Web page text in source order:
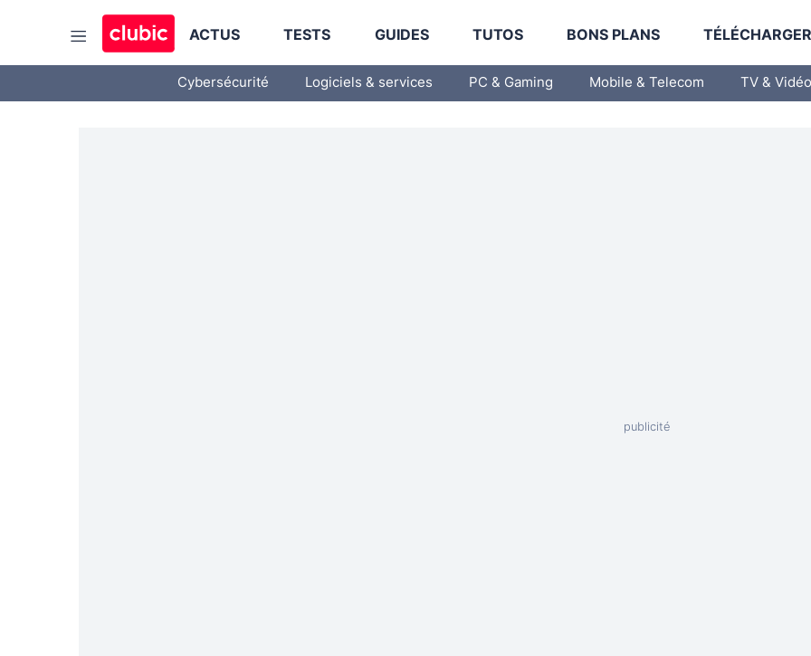
ACTUS TESTS GUIDES TUTOS BONS PLANS
Cybersécurité Logiciels & services PC & Gaming Mobile & Telecom TV & Vidéo